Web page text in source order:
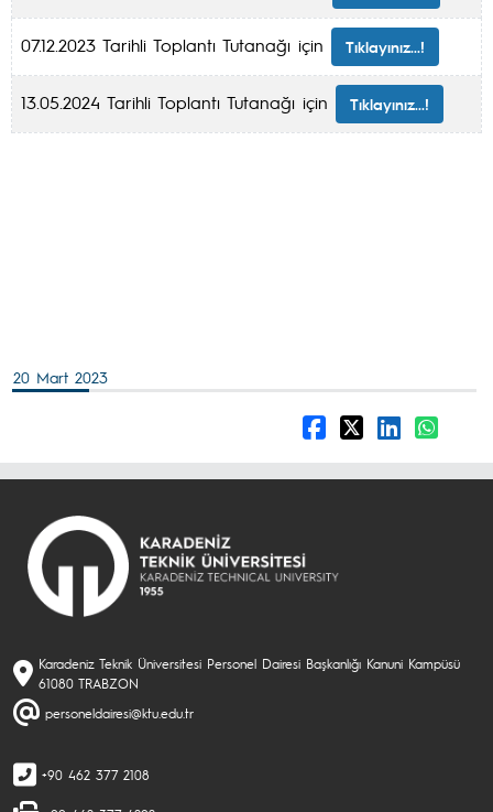
07.12.2023 Tarihli Toplantı Tutanağı için Tıklayınız...!
13.05.2024 Tarihli Toplantı Tutanağı için Tıklayınız...!
20 Mart 2023
Karadeniz Teknik Üniversitesi Personel Dairesi Başkanlığı Kanuni Kampüsü
61080 TRABZON
personeldairesi@ktu.edu.tr
+90 462 377 2108